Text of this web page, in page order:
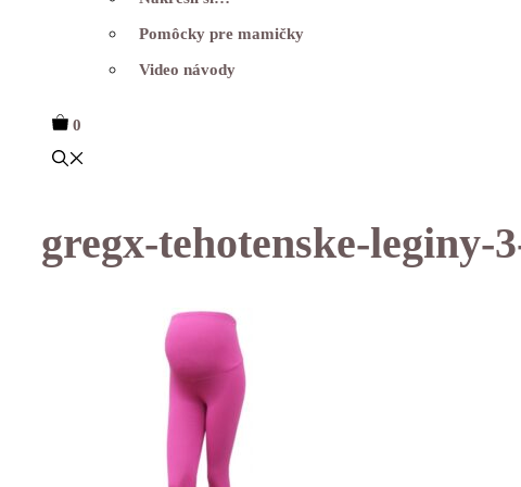
Pomôcky pre mamičky
Video návody
0
gregx-tehotenske-leginy-